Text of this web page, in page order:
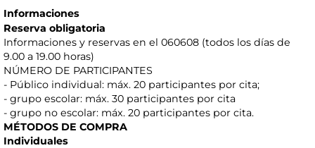
Informaciones
Reserva obligatoria
Informaciones y reservas en el 060608 (todos los días de
9.00 a 19.00 horas)
NÚMERO DE PARTICIPANTES
- Público individual: máx. 20 participantes por cita;
- grupo escolar: máx. 30 participantes por cita
- grupo no escolar: máx. 20 participantes por cita.
MÉTODOS DE COMPRA
Individuales